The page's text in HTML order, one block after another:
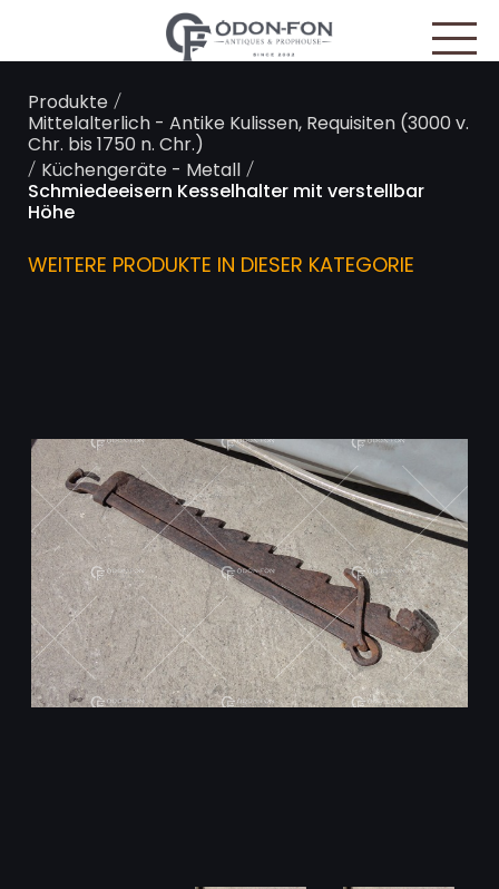
Produkte/
Mittelalterlich - Antike Kulissen, Requisiten (3000 v.
Chr. bis 1750 n. Chr.)
/ Küchengeräte - Metall/
Schmiedeeisern Kesselhalter mit verstellbar
Höhe
WEITERE PRODUKTE IN DIESER KATEGORIE